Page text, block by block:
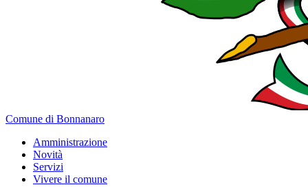
Comune di Bonnanaro
Amministrazione
Novità
Servizi
Vivere il comune